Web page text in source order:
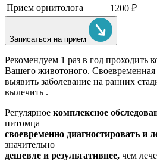
Прием орнитолога
1200 ₽
Записаться на прием
Рекомендуем 1 раз в год проходить
Вашего животоного.
выявить заболевание на ранних
вылечить .
Регулярное комплексное
питомца
своевременно диагностировать и
значительно
дешевле и результативнее, чем